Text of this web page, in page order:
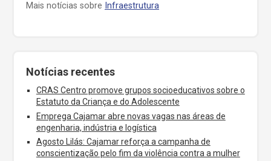
Mais notícias sobre Infraestrutura
Notícias recentes
CRAS Centro promove grupos socioeducativos sobre o
Estatuto da Criança e do Adolescente
Emprega Cajamar abre novas vagas nas áreas de
engenharia, indústria e logística
Agosto Lilás: Cajamar reforça a campanha de
conscientização pelo fim da violência contra a mulher